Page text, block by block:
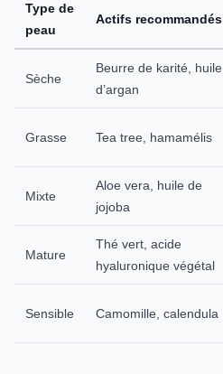
Type de
peau
Actifs recommandés
Sèche
Beurre de karité, huile
d’argan
Grasse Tea tree, hamamélis
Mixte
Aloe vera, huile de
jojoba
Mature
Thé vert, acide
hyaluronique végétal
Sensible Camomille, calendula